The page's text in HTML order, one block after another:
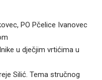
PO Pčelice Ivanovec
u dječjim vrtićima u
Silić. Tema stručnog